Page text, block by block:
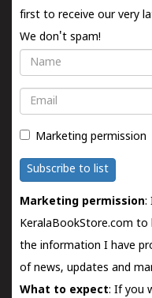
first to receive our very
We don't spam!
Name
Email
Marketing permission
Subscribe to list
Marketing permission:
KeralaBookStore.com to
the information I have
of news, updates and
What to expect: If you